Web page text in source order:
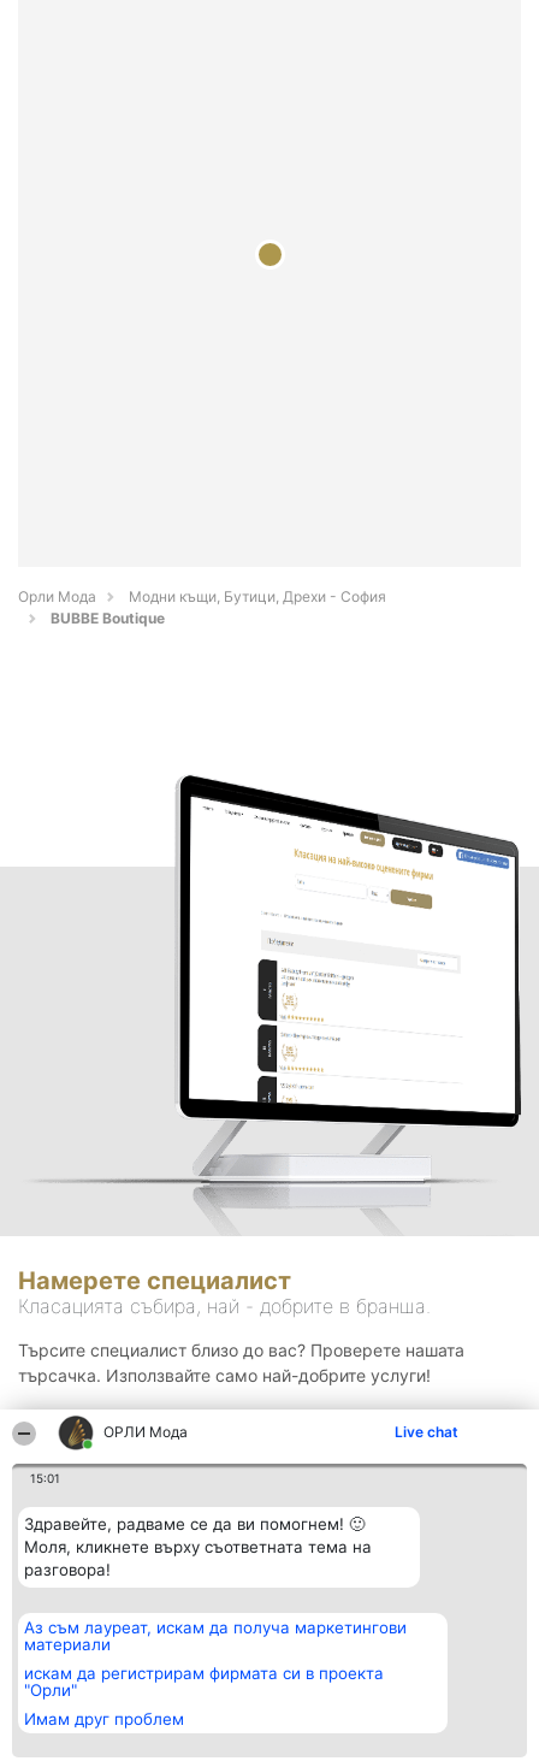
ОРЛИ Мода Live chat
15:01
Здравейте, радваме се да ви помогнем! 🙂
Моля, кликнете върху съответната тема на
разговора!
Аз съм лауреат, искам да получа маркетингови
материали
искам да регистрирам фирмата си в проекта
"Орли"
Имам друг проблем
Орли Мода
Модни къщи, Бутици, Дрехи - София
BUBBE Boutique
Намерете специалист
Класацията събира, най - добрите в бранша.
Търсите специалист близо до вас? Проверете нашата
търсачка. Използвайте само най-добрите услуги!
Организатор на
класиране
BulevardulAleea Timișul De
Sus Nr. 2, Bl. A30, Sc. A, Et.
4, Ap. 13
București 53-238
Класация
всички
Статут/Устав
Контакти